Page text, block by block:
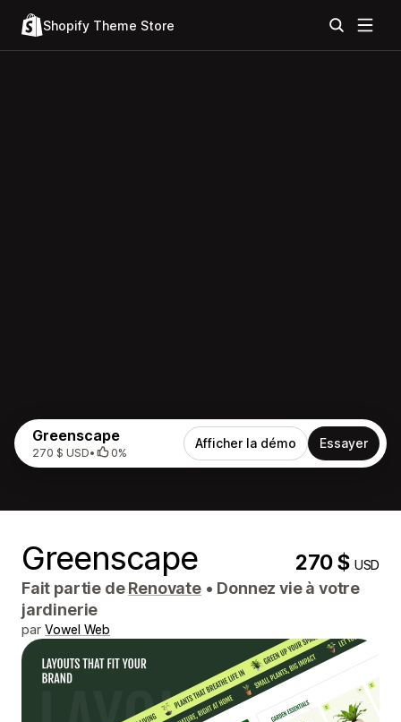
Shopify Theme Store
Greenscape
270 $ USD• 0%
Afficher la démo Essayer
Greenscape 270 $USD
Fait partie deRenovate • Donnez vie à votre
jardinerie
par Vowel Web